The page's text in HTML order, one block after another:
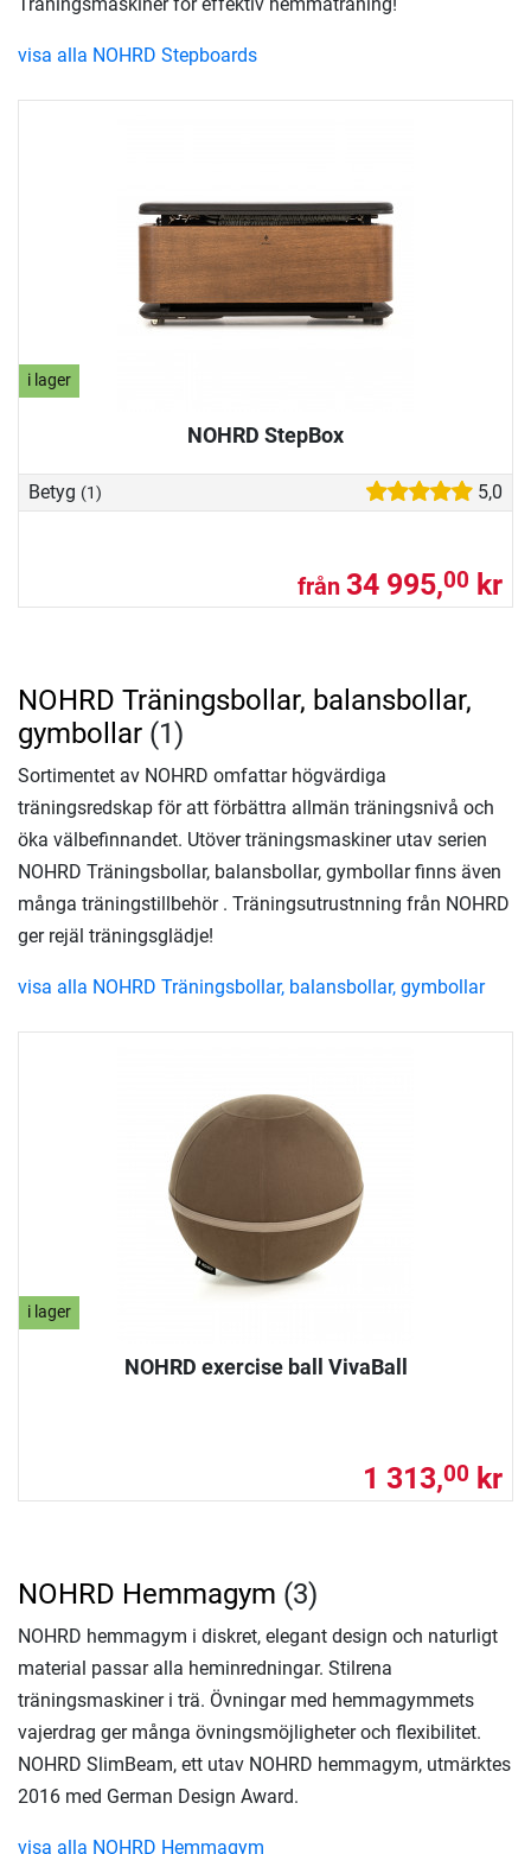
i lager
NOHRD StepBox
Betyg (1) 5,0
från 34 995,00 kr
visa alla NOHRD Stepboards
i lager
NOHRD exercise ball VivaBall
1 313,00 kr
NOHRD Träningsbollar, balansbollar,
gymbollar (1)
Sortimentet av NOHRD omfattar högvärdiga
träningsredskap för att förbättra allmän träningsnivå och
öka välbefinnandet. Utöver träningsmaskiner utav serien
NOHRD Träningsbollar, balansbollar, gymbollar finns även
många träningstillbehör . Träningsutrustnning från NOHRD
ger rejäl träningsglädje!
visa alla NOHRD Träningsbollar, balansbollar, gymbollar
NOHRD Hemmagym (3)
NOHRD hemmagym i diskret, elegant design och naturligt
material passar alla heminredningar. Stilrena
träningsmaskiner i trä. Övningar med hemmagymmets
vajerdrag ger många övningsmöjligheter och flexibilitet.
NOHRD SlimBeam, ett utav NOHRD hemmagym, utmärktes
2016 med German Design Award.
visa alla NOHRD Hemmagym